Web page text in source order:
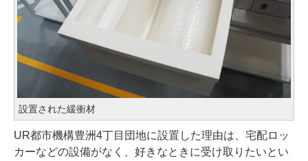
設置された緩衝材
UR都市機構豊洲4丁目団地に設置した理由は、宅配ロッ
カーなどの設備がなく、好きなときに受け取りたいとい